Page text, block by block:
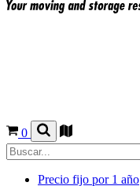
0
Precio fijo por 1 año